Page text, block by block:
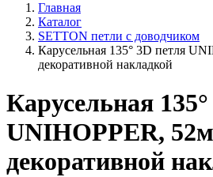
Главная
Каталог
SETTON петли с доводчиком
Карусельная 135° 3D петля
декоративной накладкой
Карусельная
UNIHOPPER,
декоративной